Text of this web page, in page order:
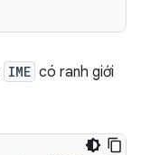
IME có ranh giới